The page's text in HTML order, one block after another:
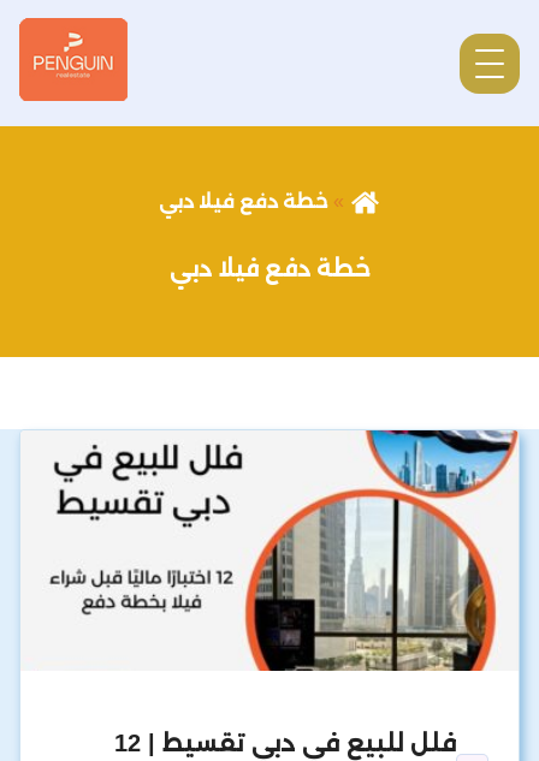
خطة دفع فيلا دبي
خطة دفع فيلا دبي
فلل للبيع في دبي تقسيط | 12